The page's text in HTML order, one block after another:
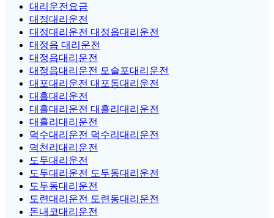
대리운전요금
대정대리운전
대정대리운전 대정읍대리운전
대정읍 대리운전
대정읍대리운전
대정읍대리운전 모슬포대리운전
대포대리운전 대포동대리운전
대흘대리운전
대흘대리운전 대흘리대리운전
대흘리대리운전
덕수대리운전 덕수리대리운전
덕천리대리운전
도두대리운전
도두대리운전 도두동대리운전
도두동대리운전
도련대리운전 도련동대리운전
돈내코대리운전